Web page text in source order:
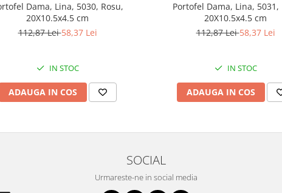
Dama, Lina, 5030, Rosu,
20X10.5x4.5 cm
112,87 Lei58,37 Lei
IN STOC
ADAUGA IN COS
Portofel Dama, Lina, 5031,
20X10.5x4.5 cm
112,87 Lei58,37 Lei
IN STOC
ADAUGA IN COS
SOCIAL
Urmareste-ne in social media